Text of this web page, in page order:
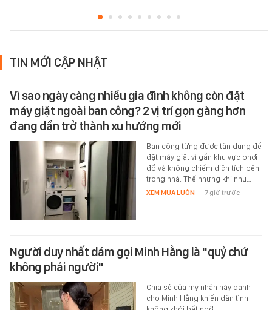
TIN MỚI CẬP NHẬT
Vì sao ngày càng nhiều gia đình không còn đặt
máy giặt ngoài ban công? 2 vị trí gọn gàng hơn
đang dần trở thành xu hướng mới
Ban công từng được tận dụng để
đặt máy giặt vì gần khu vực phơi
đồ và không chiếm diện tích bên
trong nhà. Thế nhưng khi nhu…
XEM MUA LUÔN - 7 giờ trước
Người duy nhất dám gọi Minh Hằng là "quỷ chứ
không phải người"
Chia sẻ của mỹ nhân này dành
cho Minh Hằng khiến dân tình